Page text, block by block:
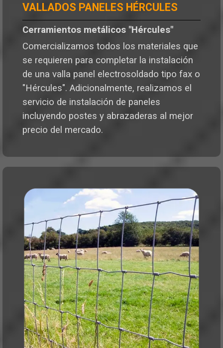
VALLADOS PANELES HÉRCULES
Cerramientos metálicos "Hércules"
Comercializamos todos los materiales que
se requieren para completar la instalación
de una valla panel electrosoldado tipo fax o
"Hércules". Adicionalmente, realizamos el
servicio de instalación de paneles
incluyendo postes y abrazaderas al mejor
precio del mercado.